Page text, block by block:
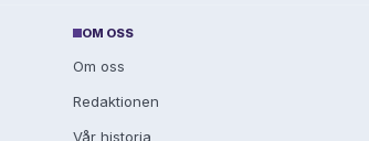
OM OSS
Om oss
Redaktionen
Vår historia